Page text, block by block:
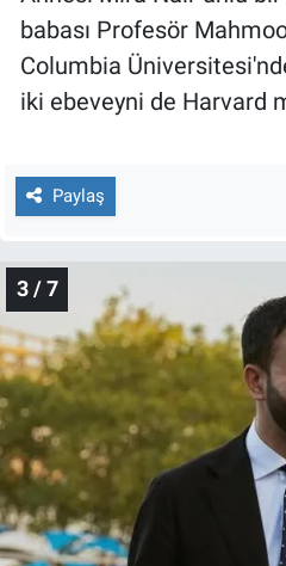
babası Profesör
Columbia
iki ebeveyni de Harvard
Paylaş
3 / 7